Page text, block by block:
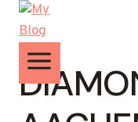
Zum
Inhalt
springen